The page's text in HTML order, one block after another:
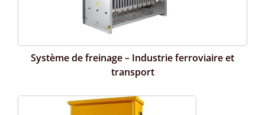
Système de freinage – Industrie ferroviaire et
transport